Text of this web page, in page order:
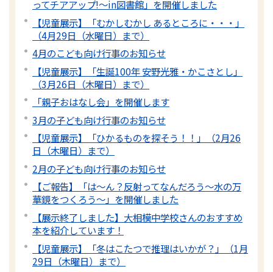
ってチアアップ!～in図書館」を開催しました
【児童展示】「むかしむかし あるところに・・・」
（4月29日（水曜日）まで）
4月のこども向け行事のお知らせ
【児童展示】「生誕100年 安野光雅・かこさとし」
（3月26日（木曜日）まで）
「親子おはなし会」を開催します
3月の子ども向け行事のお知らせ
【児童展示】「ひかるものを探そう！！」（2月26
日（木曜日）まで）
2月の子ども向け行事のお知らせ
【ご報告】「は～ん？反射ってなんだろう～水の万
華鏡をつくろう～」を開催しました
【展示終了しました】大相模中学校さんのおすすめ
本を紹介しています！
【児童展示】「冬はこたつで推理はいかが？」（1月
29日（木曜日）まで）